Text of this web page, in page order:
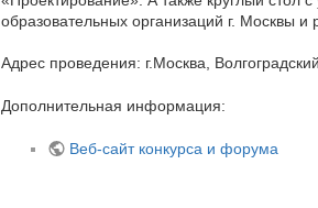
образовательных организаций г. Москвы и
Адрес проведения: г.Москва,
Дополнительная информация:
Веб-сайт конкурса и форума